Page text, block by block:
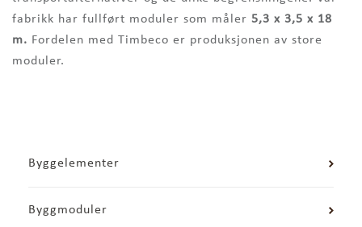
fabrikk har fullført moduler som måler 5,3 x 3,5 x 18
m. Fordelen med Timbeco er produksjonen av store
moduler.
Byggelementer
Byggmoduler